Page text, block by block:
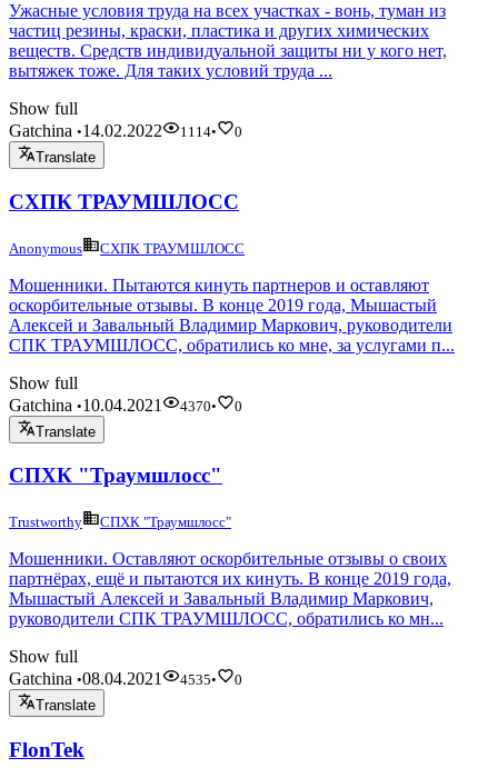
Ужасные условия труда на всех участках - вонь, туман из
частиц резины, краски, пластика и других химических
веществ. Средств индивидуальной защиты ни у кого нет,
вытяжек тоже. Для таких условий труда ...
Show full
Gatchina •14.02.2022 1114•
0
Translate
СХПК ТРАУМШЛОСС
Anonymous СХПК ТРАУМШЛОСС
Мошенники. Пытаются кинуть партнеров и оставляют
оскорбительные отзывы. В конце 2019 года, Мышастый
Алексей и Завальный Владимир Маркович, руководители
СПК ТРАУМШЛОСС, обратились ко мне, за услугами п...
Show full
Gatchina •10.04.2021 4370•
0
Translate
СПХК "Траумшлосс"
Trustworthy СПХК "Траумшлосс"
Мошенники. Оставляют оскорбительные отзывы о своих
партнёрах, ещё и пытаются их кинуть. В конце 2019 года,
Мышастый Алексей и Завальный Владимир Маркович,
руководители СПК ТРАУМШЛОСС, обратились ко мн...
Show full
Gatchina •08.04.2021 4535•
0
Translate
FlonTek